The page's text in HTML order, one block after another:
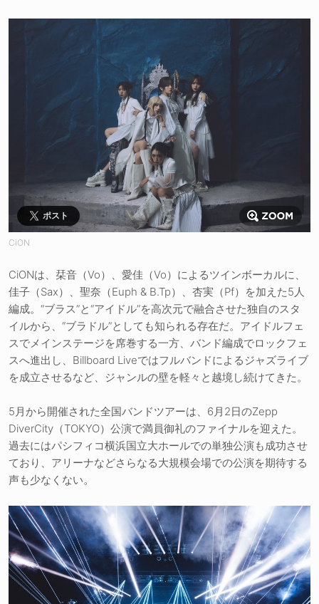
ポスト
CiON
CiONは、栞音（Vo）、愛佳（Vo）によるツインボーカルに、
佳子（Sax）、聖奈（Euph & B.Tp）、杏実（Pf）を加えた5人
編成。“ブラス”と“アイドル”を高次元で融合させた独自のスタ
イルから、“ブラドル”としても知られる存在だ。アイドルフェ
スでメインステージを席巻する一方、バンド編成でロックフェ
スへ進出し、Billboard Liveではフルバンドによるジャズライブ
を成立させるなど、ジャンルの壁を軽々と越境し続けてきた。
5月から開催された全国バンドツアーは、6月2日のZepp
DiverCity（TOKYO）公演で満員御礼のファイナルを迎えた。
過去にはパシフィコ横浜国立大ホールでの単独公演も成功させ
ており、アリーナなどさらなる大規模会場での公演を期待する
声も少なくない。